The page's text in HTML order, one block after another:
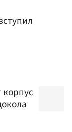
корпус